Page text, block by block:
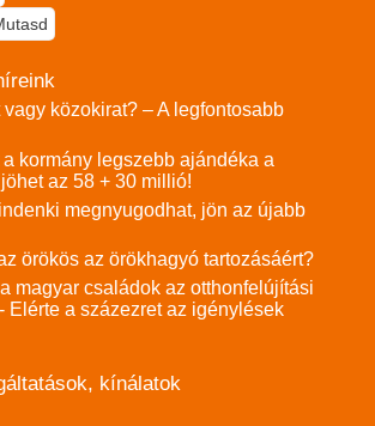
közokirat? – A legfontosabb
kormány legszebb ajándéka a
az 58 + 30 millió!
megnyugodhat, jön az újabb
örökös az örökhagyó tartozásáért?
magyar családok az otthonfelújítási
Elérte a százezret az igénylések
kínálatok